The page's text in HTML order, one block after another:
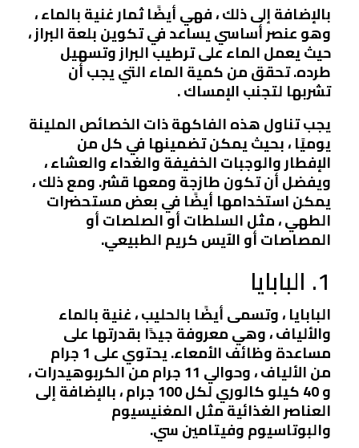
بالإضافة إلى ذلك ، فهي أيضًا ثمار غنية بالماء ،
وهو عنصر أساسي يساعد في تكوين بلعة البراز ،
حيث يعمل الماء على ترطيب البراز وتسهيل
طرده. تحقق من كمية الماء التي يجب أن
تشربها لتجنب الإمساك .
يجب تناول هذه الفاكهة ذات الخصائص الملينة
يوميًا ، بحيث يمكن تضمينها في كل من
الإفطار والوجبات الخفيفة والغداء والعشاء ،
ويفضل أن تكون طازجة ومعها قشر. ومع ذلك ،
يمكن استخدامها أيضًا في بعض مستحضرات
الطهي ، مثل السلطات أو الصلصات أو
المصاصات أو الآيس كريم الطبيعي.
1. البابايا
البابايا ، وتسمى أيضًا بالحليب ، غنية بالماء
والألياف ، وهي معروفة جيدًا بقدرتها على
مساعدة وظائف الأمعاء. يحتوي على 1 جرام
من الألياف ، وحوالي 11 جرام من الكربوهيدرات ،
و 40 كيلو كالوري لكل 100 جرام ، بالإضافة إلى
العناصر الغذائية مثل المغنيسيوم
والبوتاسيوم وفيتامين سي.